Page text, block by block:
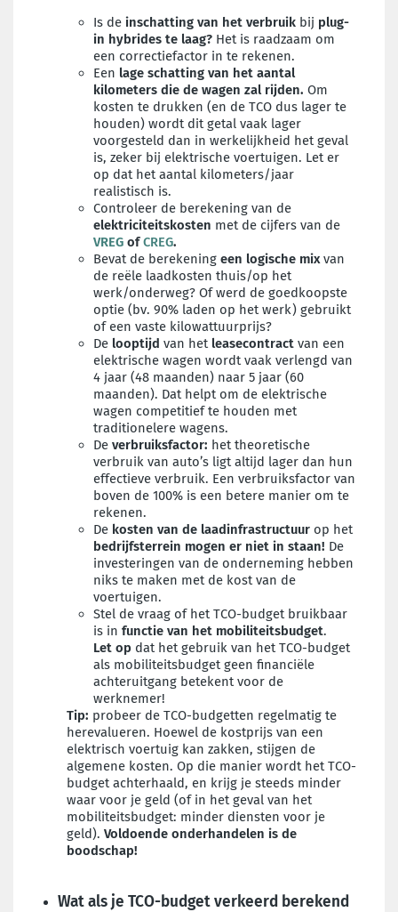
Is de inschatting van het verbruik bij plug-
in hybrides te laag? Het is raadzaam om
een correctiefactor in te rekenen.
Een lage schatting van het aantal
kilometers die de wagen zal rijden. Om
kosten te drukken (en de TCO dus lager te
houden) wordt dit getal vaak lager
voorgesteld dan in werkelijkheid het geval
is, zeker bij elektrische voertuigen. Let er
op dat het aantal kilometers/jaar
realistisch is.
Controleer de berekening van de
elektriciteitskosten met de cijfers van de
VREG ofCREG.
Bevat de berekening een logische mixvan
de reële laadkosten thuis/op het
werk/onderweg? Of werd de goedkoopste
optie (bv. 90% laden op het werk) gebruikt
of een vaste kilowattuurprijs?
De looptijd van het leasecontract van een
elektrische wagen wordt vaak verlengd van
4 jaar (48 maanden) naar 5 jaar (60
maanden). Dat helpt om de elektrische
wagen competitief te houden met
traditionelere wagens.
De verbruiksfactor: het theoretische
verbruik van auto’s ligt altijd lager dan hun
effectieve verbruik. Een verbruiksfactor van
boven de 100% is een betere manier om te
rekenen.
De kosten van de laadinfrastructuur op het
bedrijfsterrein mogen er niet in staan! De
investeringen van de onderneming hebben
niks te maken met de kost van de
voertuigen.
Stel de vraag of het TCO-budget bruikbaar
is in functie van het mobiliteitsbudget.
Let op dat het gebruik van het TCO-budget
als mobiliteitsbudget geen financiële
achteruitgang betekent voor de
werknemer!
Tip: probeer de TCO-budgetten regelmatig te
herevalueren. Hoewel de kostprijs van een
elektrisch voertuig kan zakken, stijgen de
algemene kosten. Op die manier wordt het TCO-
budget achterhaald, en krijg je steeds minder
waar voor je geld (of in het geval van het
mobiliteitsbudget: minder diensten voor je
geld). Voldoende onderhandelen is de
boodschap!
Wat als je TCO-budget verkeerd berekend